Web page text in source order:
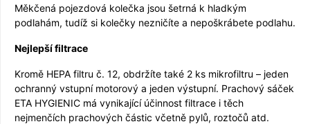
Měkčená pojezdová kolečka jsou šetrná k hladkým
podlahám, tudíž si kolečky nezničíte a nepoškrábete podlahu.
Nejlepší filtrace
Kromě HEPA filtru č. 12, obdržíte také 2 ks mikrofiltru – jeden
ochranný vstupní motorový a jeden výstupní. Prachový sáček
ETA HYGIENIC má vynikající účinnost filtrace i těch
nejmenčích prachových částic včetně pylů, roztočů atd.